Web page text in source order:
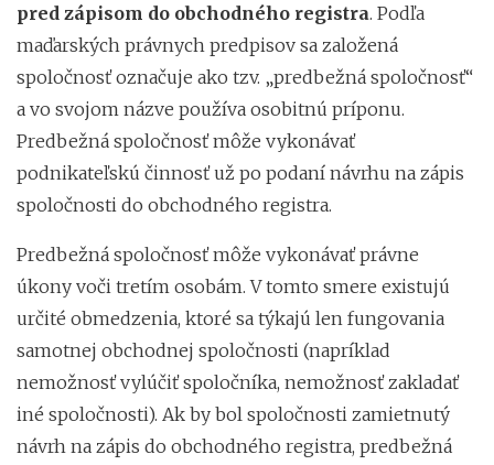
pred zápisom do obchodného registra. Podľa
maďarských právnych predpisov sa založená
spoločnosť označuje ako tzv. „predbežná spoločnosť“
a vo svojom názve používa osobitnú príponu.
Predbežná spoločnosť môže vykonávať
podnikateľskú činnosť už po podaní návrhu na zápis
spoločnosti do obchodného registra.
Predbežná spoločnosť môže vykonávať právne
úkony voči tretím osobám. V tomto smere existujú
určité obmedzenia, ktoré sa týkajú len fungovania
samotnej obchodnej spoločnosti (napríklad
nemožnosť vylúčiť spoločníka, nemožnosť zakladať
iné spoločnosti). Ak by bol spoločnosti zamietnutý
návrh na zápis do obchodného registra, predbežná